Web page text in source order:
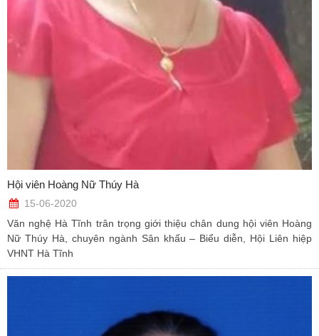
Hội viên Hoàng Nữ Thúy Hà
15-06-2020
Văn nghệ Hà Tĩnh trân trọng giới thiệu chân dung hội viên Hoàng
Nữ Thúy Hà, chuyên ngành Sân khấu – Biểu diễn, Hội Liên hiệp
VHNT Hà Tĩnh